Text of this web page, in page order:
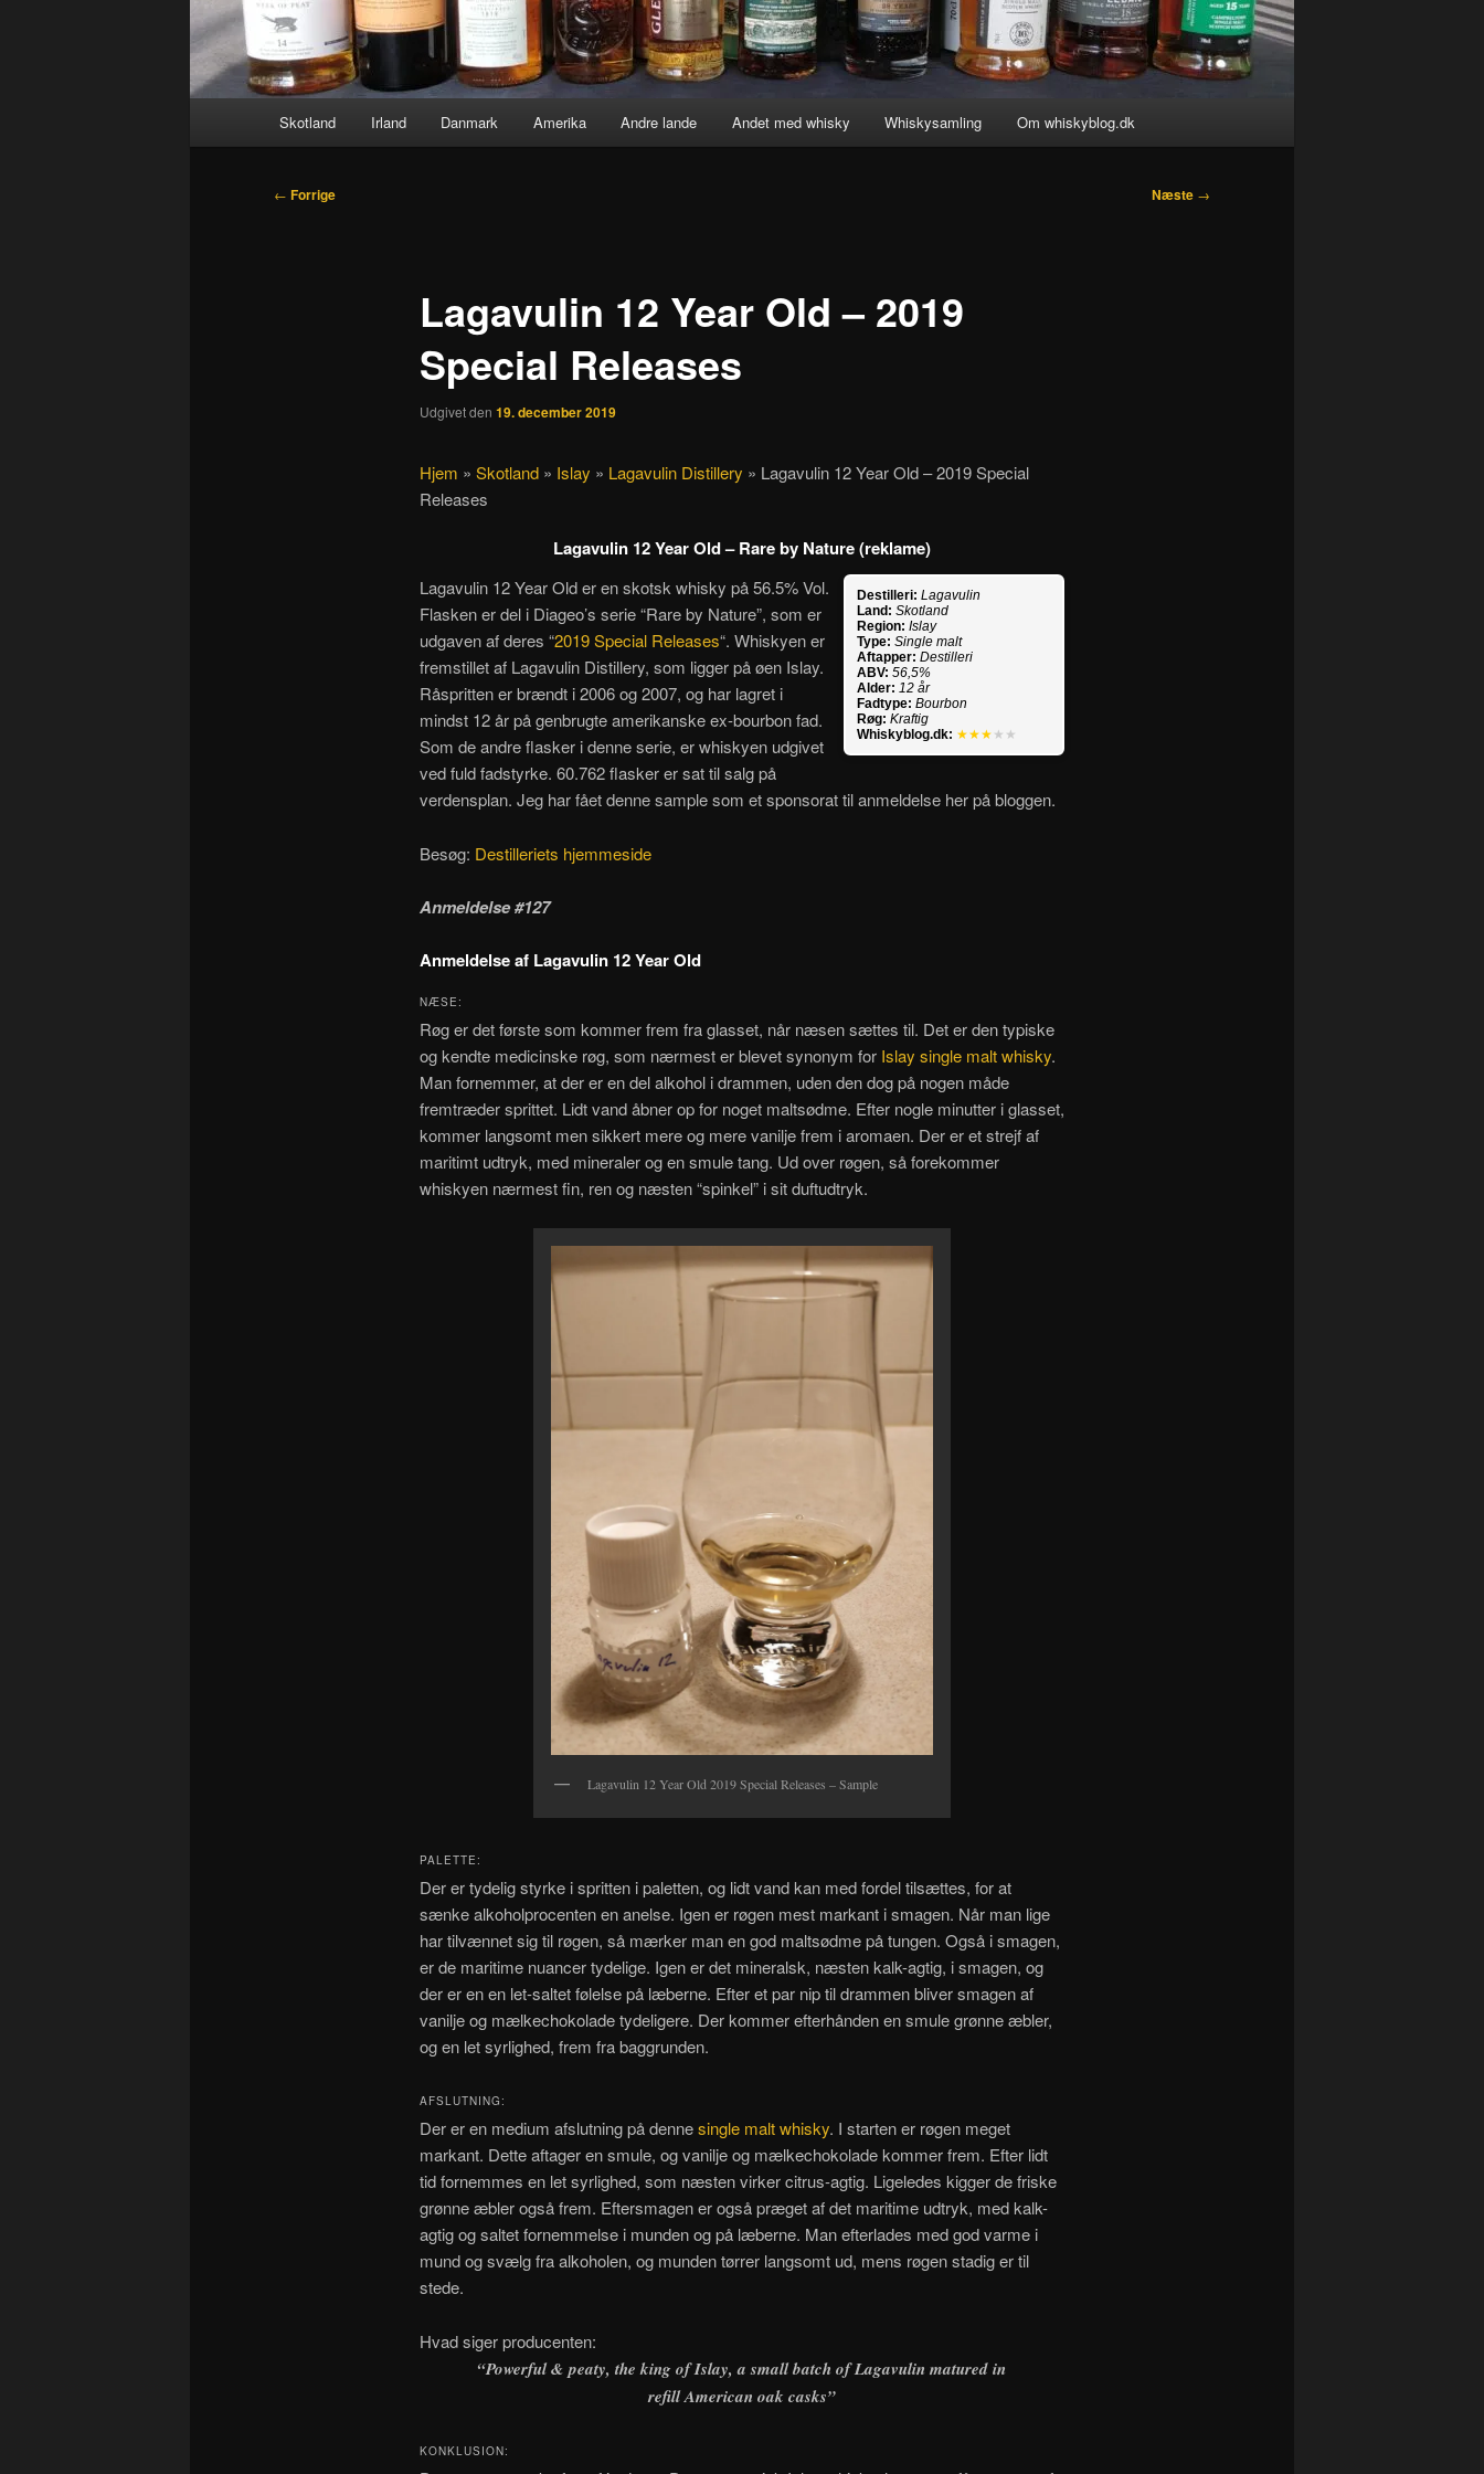
Skotland Irland Danmark Amerika Andre lande Andet med whisky Whiskysamling Om whiskyblog.dk
Indlægsnavigation
← Forrige Næste →
Lagavulin 12 Year Old – 2019
Special Releases
Udgivet den 19. december 2019
Hjem » Skotland» Islay » Lagavulin Distillery » Lagavulin 12 Year Old – 2019 Special
Releases
Lagavulin 12 Year Old – Rare by Nature (reklame)
Destilleri: Lagavulin
Land: Skotland
Region: Islay
Type: Single malt
Aftapper: Destilleri
ABV: 56,5%
Alder: 12 år
Fadtype: Bourbon
Røg: Kraftig
Whiskyblog.dk: ★★★ ★★
Lagavulin 12 Year Old er en skotsk whisky på 56.5% Vol.
Flasken er del i Diageo’s serie “Rare by Nature”, som er
udgaven af deres “2019 Special Releases“. Whiskyen er
fremstillet af Lagavulin Distillery, som ligger på øen Islay.
Råspritten er brændt i 2006 og 2007, og har lagret i
mindst 12 år på genbrugte amerikanske ex-bourbon fad.
Som de andre flasker i denne serie, er whiskyen udgivet
ved fuld fadstyrke. 60.762 flasker er sat til salg på
verdensplan. Jeg har fået denne sample som et sponsorat til anmeldelse her på bloggen.
Besøg: Destilleriets hjemmeside
Anmeldelse #127
Anmeldelse af Lagavulin 12 Year Old
NÆSE:
Røg er det første som kommer frem fra glasset, når næsen sættes til. Det er den typiske
og kendte medicinske røg, som nærmest er blevet synonym for Islay single malt whisky.
Man fornemmer, at der er en del alkohol i drammen, uden den dog på nogen måde
fremtræder sprittet. Lidt vand åbner op for noget maltsødme. Efter nogle minutter i glasset,
kommer langsomt men sikkert mere og mere vanilje frem i aromaen. Der er et strejf af
maritimt udtryk, med mineraler og en smule tang. Ud over røgen, så forekommer
whiskyen nærmest fin, ren og næsten “spinkel” i sit duftudtryk.
Lagavulin 12 Year Old 2019 Special Releases – Sample
PALETTE:
Der er tydelig styrke i spritten i paletten, og lidt vand kan med fordel tilsættes, for at
sænke alkoholprocenten en anelse. Igen er røgen mest markant i smagen. Når man lige
har tilvænnet sig til røgen, så mærker man en god maltsødme på tungen. Også i smagen,
er de maritime nuancer tydelige. Igen er det mineralsk, næsten kalk-agtig, i smagen, og
der er en en let-saltet følelse på læberne. Efter et par nip til drammen bliver smagen af
vanilje og mælkechokolade tydeligere. Der kommer efterhånden en smule grønne æbler,
og en let syrlighed, frem fra baggrunden.
AFSLUTNING:
Der er en medium afslutning på dennesingle malt whisky. I starten er røgen meget
markant. Dette aftager en smule, og vanilje og mælkechokolade kommer frem. Efter lidt
tid fornemmes en let syrlighed, som næsten virker citrus-agtig. Ligeledes kigger de friske
grønne æbler også frem. Eftersmagen er også præget af det maritime udtryk, med kalk-
agtig og saltet fornemmelse i munden og på læberne. Man efterlades med god varme i
mund og svælg fra alkoholen, og munden tørrer langsomt ud, mens røgen stadig er til
stede.
Hvad siger producenten:
“Powerful & peaty, the king of Islay, a small batch of Lagavulin matured in
refill American oak casks”
KONKLUSION: